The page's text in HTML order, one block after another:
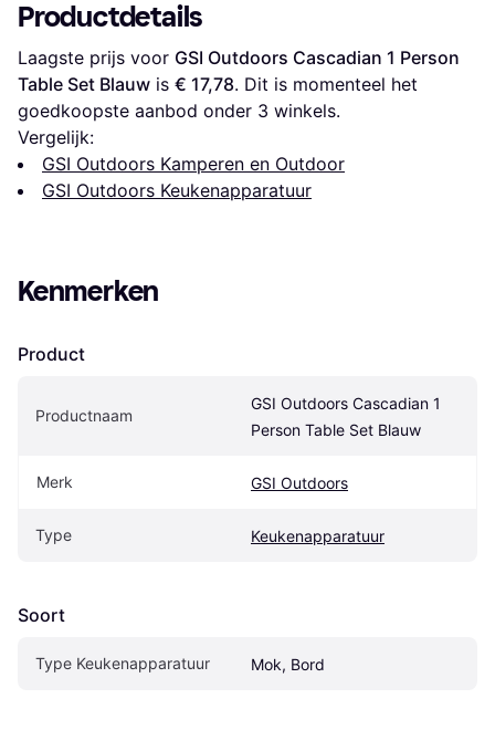
Productdetails
Laagste prijs voor GSI Outdoors Cascadian 1 Person
Table Set Blauw is € 17,78. Dit is momenteel het
goedkoopste aanbod onder 3 winkels.
Vergelijk:
GSI Outdoors Kamperen en Outdoor
GSI Outdoors Keukenapparatuur
Kenmerken
Product
Productnaam
GSI Outdoors Cascadian 1
Person Table Set Blauw
Merk GSI Outdoors
Type Keukenapparatuur
Soort
Type Keukenapparatuur Mok, Bord